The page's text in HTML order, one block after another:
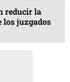
reducir la
los juzgados